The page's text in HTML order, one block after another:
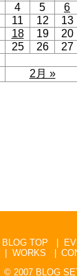
2月 »
4 5
6
11 12
13
18 19
20
25 26
27
BLOG TOP
WORKS
© 2007 BLOG